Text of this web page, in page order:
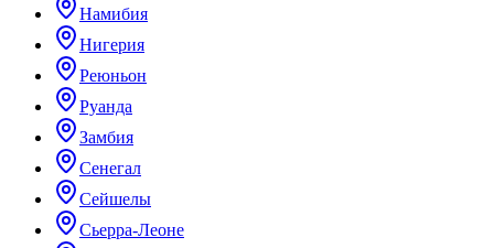
Намибия
Нигерия
Реюньон
Руанда
Замбия
Сенегал
Сейшелы
Сьерра-Леоне